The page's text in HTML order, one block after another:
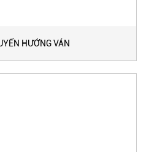
HƯỚNG VÁN